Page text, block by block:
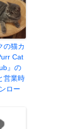
の猫カ
Cat
』の
営業時
ロー